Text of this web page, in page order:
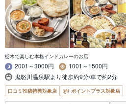
栃木で楽しむ本格インドカレーのお店
2001～3000円
1001～1500円
鬼怒川温泉駅より徒歩約9分/車で約2分
口コミ投稿特典対象店 ポイントプラス対象店